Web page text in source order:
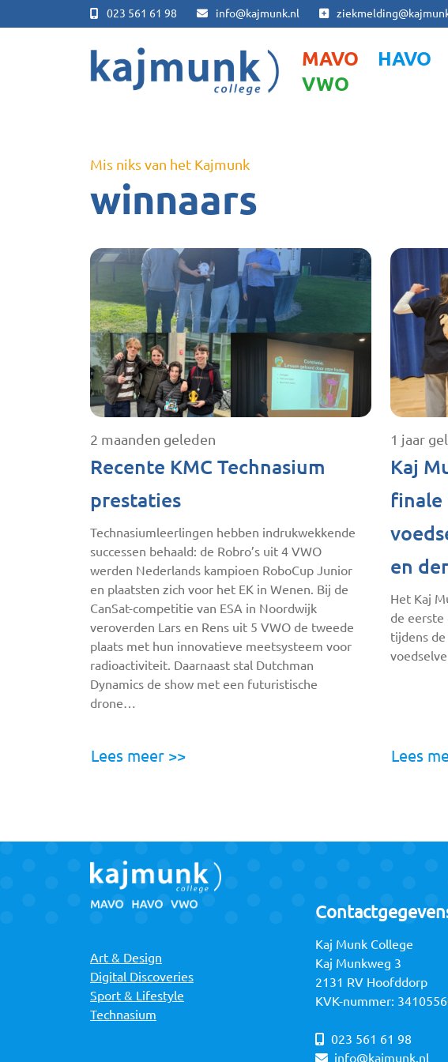
023 561 61 98 info@kajmunk.nl
MAVO
HAVO
VWO
Mis niks van het Kajmunk
winnaars
2 maanden geleden
Recente KMC Technasium
prestaties
Technasiumleerlingen hebben indrukwekkende
successen behaald: de Robro’s uit 4 VWO
werden Nederlands kampioen RoboCup Junior
en plaatsten zich voor het EK in Wenen. Bij de
CanSat-competitie van ESA in Noordwijk
veroverden Lars en Rens uit 5 VWO de tweede
plaats met hun innovatieve meetsysteem voor
radioactiviteit. Daarnaast stal Dutchman
Dynamics de show met een futuristische
drone…
Lees meer >>
1 jaar
Kaj
finale
en
Het Kaj
de eerste
tijdens
Lees
Art & Design
Digital Discoveries
Sport & Lifestyle
Technasium
Kaj Munk College
Kaj Munkweg 3
2131 RV Hoofddorp
KVK-nummer:
023 561 61 98
info@kajmunk.nl